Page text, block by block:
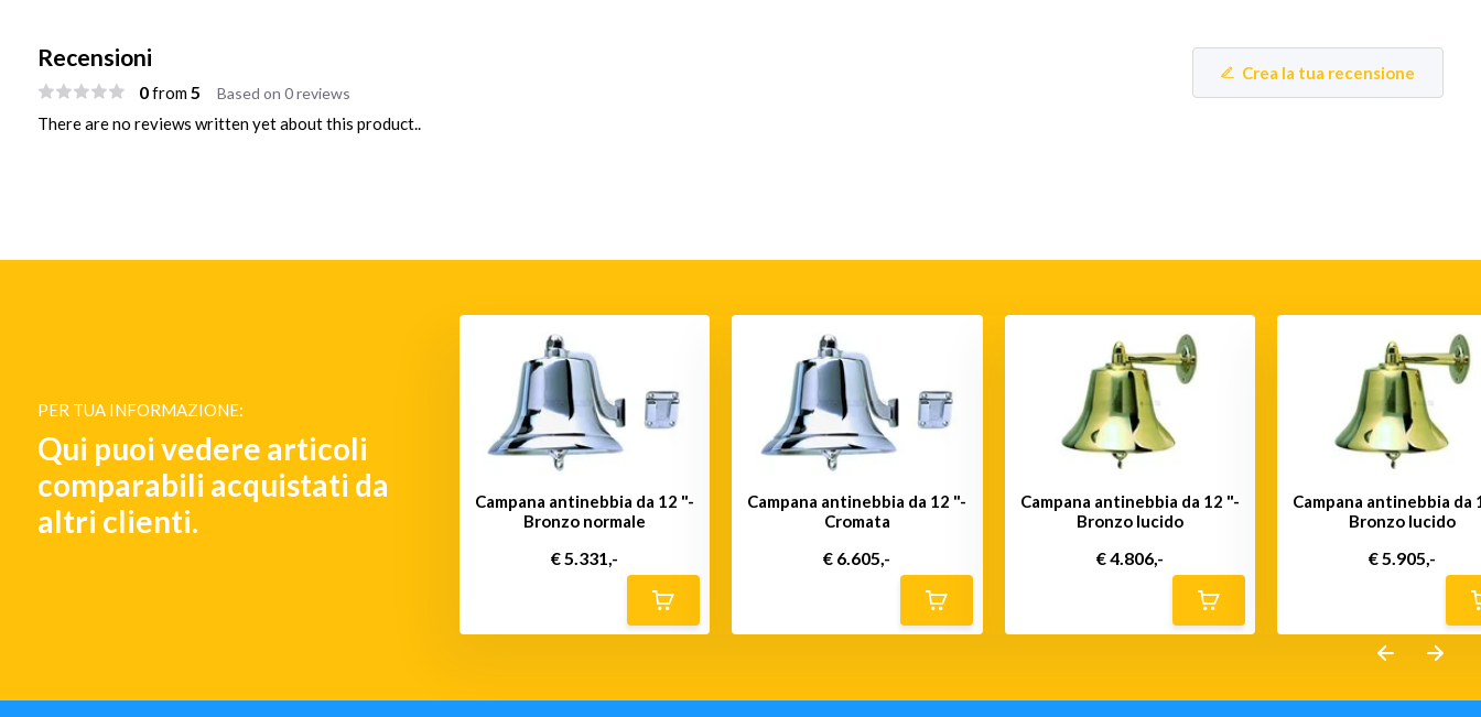
Recensioni
0from5 Based on 0 reviews
Crea la tua recensione
There are no reviews written yet about this product..
PER TUA INFORMAZIONE:
Qui puoi vedere articoli
comparabili acquistati da
altri clienti.
antinebbia da 12 "-
lucido
Campana antinebbia da 14 "-
Campana antinebbia da 12 "-
Bronzo normale
€ 5.331,-
Campana antinebbia da 12 "-
Cromata
€ 6.605,-
Campana antinebbia da 12 "-
Bronzo lucido
€ 4.806,-
Campana antinebbia da
Bronzo lucido
€ 5.905,-